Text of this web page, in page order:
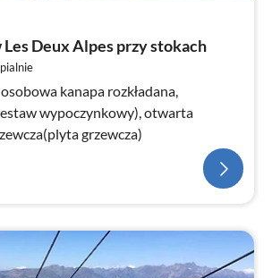
Deux Alpes przy stokach
kanapa rozkładana,
wypoczynkowy), otwarta
grzewcza)